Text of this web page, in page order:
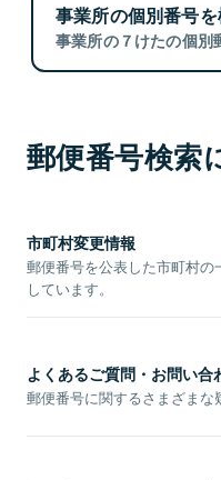
事業所の個別番号
事業所の７けたの個別
郵便番号検索
市町村変更情報
郵便番号を公表した市町村
しています。
よくあるご質問・お問い合
郵便番号に関するさまざまな